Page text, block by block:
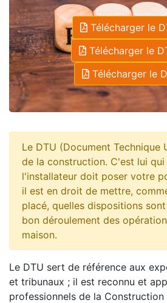
Télécharger le
Télécharger le
Télécharger le
Le DTU (Document Technique
de la construction. C'est lui
l'installateur doit poser votre
il est en droit de mettre,
placé, quelles dispositions
bon déroulement des
maison.
Le DTU sert de référence aux
et tribunaux ; il est reconnu et
professionnels de la